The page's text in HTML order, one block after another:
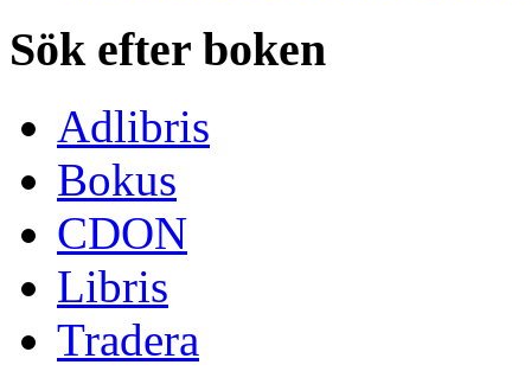
Sök efter boken
Adlibris
Bokus
CDON
Libris
Tradera